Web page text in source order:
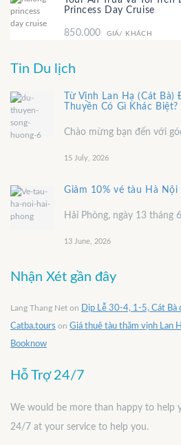
Princess Day Cruise
850.000 GIÁ/ KHÁCH
Tin Du lịch
Từ Vịnh Lan Hạ (Cát
Thuyền Có Gì Khác Biệt?
Chào mừng bạn đến với
15 July, 2026
Giảm 10% vé tàu Hà
Hải Phòng, ngày 13 tháng
13 June, 2026
Nhận Xét gần đây
Lang Thang Net on Dịp Lễ 30-4, 1-5, Cát Bà
Catba.tours on Giá thuê tàu thăm vịnh Lan
Booknow
Hỗ Trợ 24/7
We would be more than happy to help
24/7 at your service to help you.